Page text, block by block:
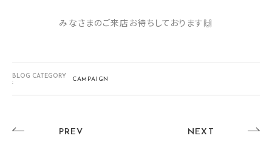
みなさまのご来店お待ちしております🙌
BLOG CATEGORY
:
CAMPAIGN
PREV NEXT